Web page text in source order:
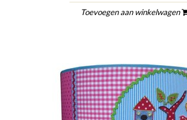
Toevoegen aan winkelwagen